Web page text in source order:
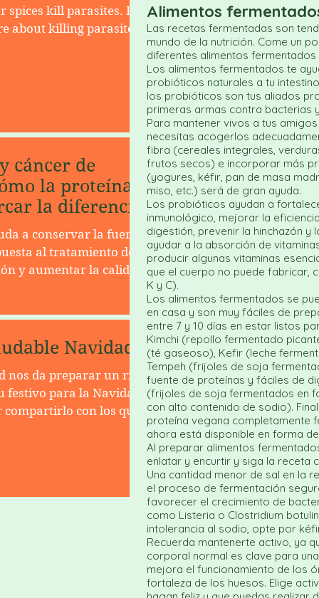
spices kill parasites. Read
about killing parasites
cáncer de
la proteína
la diferencia
a conservar la fuerza,
al tratamiento de
y aumentar la calidad
Navidad!
nos da preparar un rico y
festivo para la Navidad!
con los que
Si ofrecemos varios
con extra textura son
los pimientos navideños
y colores, como una sals
Alimentos
Las recetas fermentadas son
mundo de la nutrición. Come un
diferentes alimentos fermentados
Los alimentos fermentados te
probióticos naturales a tu
los probióticos son tus aliados
primeras armas contra bacterias
Para mantener vivos a tus
necesitas acogerlos
fibra (cereales integrales,
frutos secos) e incorporar más
(yogures, kéfir, pan de masa
miso, etc.) será de gran ayuda.
Los probióticos ayudan a
inmunológico, mejorar la
digestión, prevenir la hinchazón y
ayudar a la absorción de
producir algunas vitaminas
que el cuerpo no puede fabricar,
K y C).
Los alimentos fermentados se
en casa y son muy fáciles de
entre 7 y 10 días en estar listos
Kimchi (repollo fermentado
(té gaseoso), Kefir (leche
Tempeh (frijoles de soja
fuente de proteínas y fáciles de
(frijoles de soja fermentados en
con alto contenido de sodio).
proteína vegana completamente
ahora está disponible en forma
Al preparar alimentos
enlatar y encurtir y siga la receta
Una cantidad menor de sal en la
el proceso de fermentación
favorecer el crecimiento de
como Listeria o Clostridium
intolerancia al sodio, opte por
Recuerda mantenerte activo, ya
corporal normal es clave para
mejora el funcionamiento de los
fortaleza de los huesos. Elige